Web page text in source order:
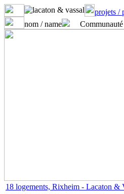
projets /
nom / name
18 logements, Rixheim - Lacaton &